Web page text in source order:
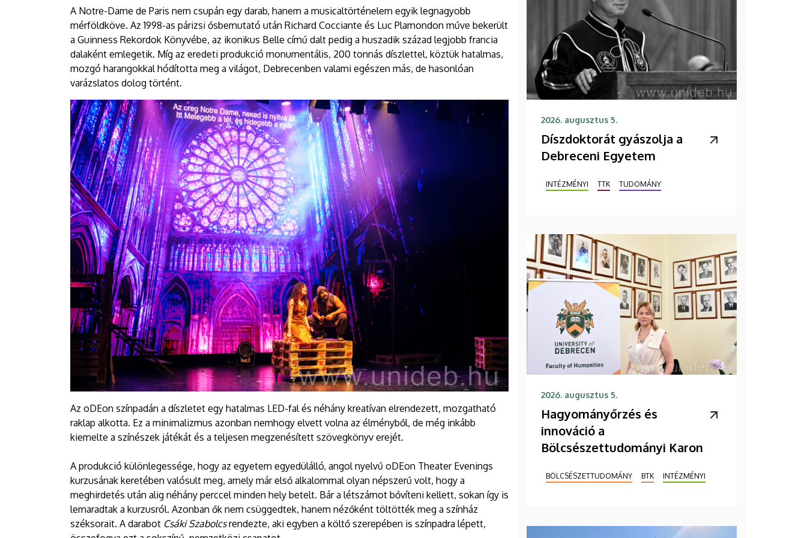
A Notre-Dame de Paris nem csupán egy darab, hanem a musicaltörténelem egyik legnagyobb
mérföldköve. Az 1998-as párizsi ősbemutató után Richard Cocciante és Luc Plamondon műve bekerült
a Guinness Rekordok Könyvébe, az ikonikus Belle című dalt pedig a huszadik század legjobb francia
dalaként emlegetik. Míg az eredeti produkció monumentális, 200 tonnás díszlettel, köztük hatalmas,
mozgó harangokkal hódította meg a világot, Debrecenben valami egészen más, de hasonlóan
varázslatos dolog történt.
Az oDEon színpadán a díszletet egy hatalmas LED-fal és néhány kreatívan elrendezett, mozgatható
raklap alkotta. Ez a minimalizmus azonban nemhogy elvett volna az élményből, de még inkább
kiemelte a színészek játékát és a teljesen megzenésített szövegkönyv erejét.
A produkció különlegessége, hogy az egyetem egyedülálló, angol nyelvű oDEon Theater Evenings
kurzusának keretében valósult meg, amely már első alkalommal olyan népszerű volt, hogy a
meghirdetés után alig néhány perccel minden hely betelt. Bár a létszámot bővíteni kellett, sokan így is
lemaradtak a kurzusról. Azonban ők nem csüggedtek, hanem nézőként töltötték meg a színház
széksorait. A darabot Csáki Szabolcsrendezte, aki egyben a költő szerepében is színpadra lépett,
2026. augusztus 5.
Díszdoktorát gyászolja a
Debreceni Egyetem
INTÉZMÉNYI TTK TUDOMÁNY
2026. augusztus 5.
Hagyományőrzés és
innováció a
Bölcsészettudományi Karon
BÖLCSÉSZETTUDOMÁNY BTK INTÉZMÉNYI